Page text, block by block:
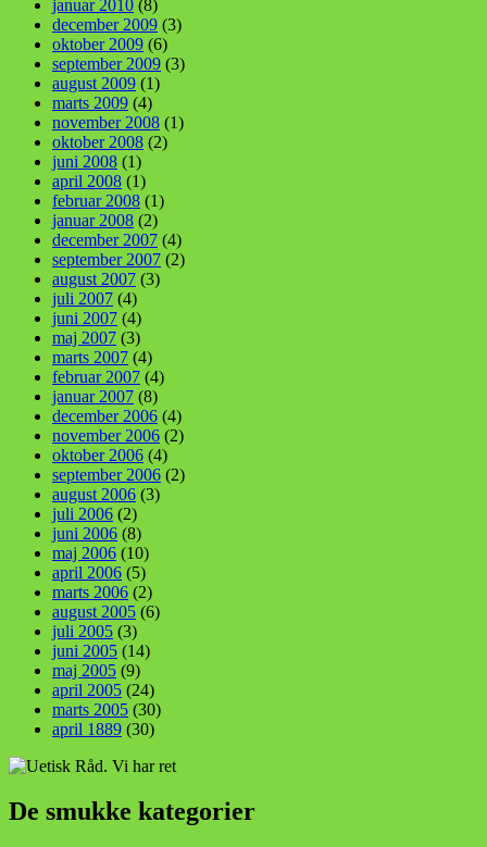
januar 2010 (8)
december 2009 (3)
oktober 2009 (6)
september 2009 (3)
august 2009 (1)
marts 2009 (4)
november 2008 (1)
oktober 2008 (2)
juni 2008 (1)
april 2008 (1)
februar 2008 (1)
januar 2008 (2)
december 2007 (4)
september 2007 (2)
august 2007 (3)
juli 2007 (4)
juni 2007 (4)
maj 2007 (3)
marts 2007 (4)
februar 2007 (4)
januar 2007 (8)
december 2006 (4)
november 2006 (2)
oktober 2006 (4)
september 2006 (2)
august 2006 (3)
juli 2006 (2)
juni 2006 (8)
maj 2006 (10)
april 2006 (5)
marts 2006 (2)
august 2005 (6)
juli 2005 (3)
juni 2005 (14)
maj 2005 (9)
april 2005 (24)
marts 2005 (30)
april 1889 (30)
De smukke kategorier